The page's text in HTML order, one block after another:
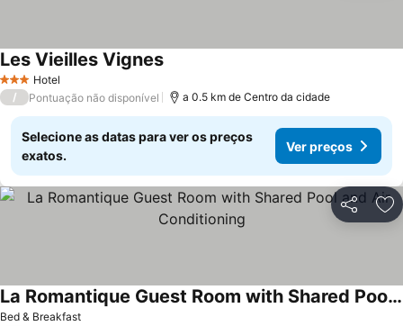
3 EstrelasHotel
Les Vieilles Vignes
/ Pontuação não disponível a 0.5 km de Centro da cidade
Selecione as datas para ver os preços
exatos.
Ver preços
Partilhar
Bed & Breakfast
La Romantique Guest Room with Shared Pool and Air Conditioning